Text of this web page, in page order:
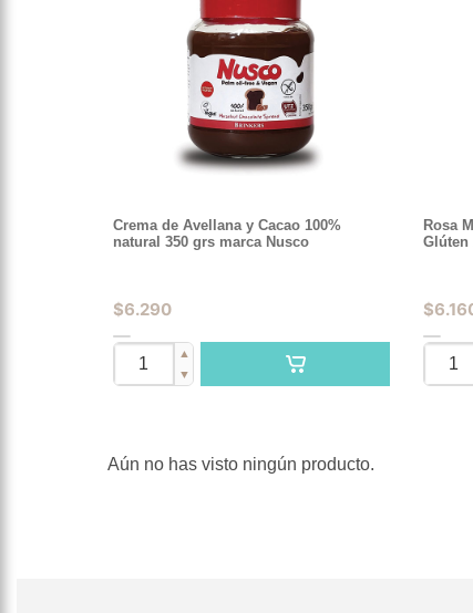
Crema de Avellana y Cacao 100%
natural 350 grs marca Nusco
$6.290
▲
▼
Rosa
Glúten
$
Aún no has visto ningún producto.